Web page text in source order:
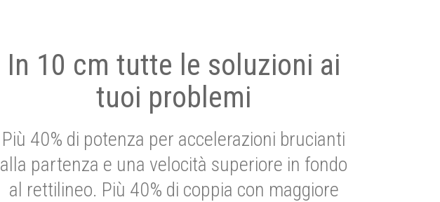
In 10 cm tutte le soluzioni ai
tuoi problemi
Più 40% di potenza per accelerazioni brucianti
alla partenza e una velocità superiore in fondo
al rettilineo. Più 40% di coppia con maggiore